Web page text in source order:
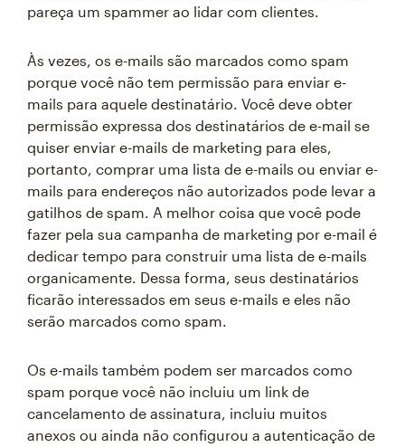
pareça um spammer ao lidar com clientes.
Às vezes, os e-mails são marcados como spam
porque você não tem permissão para enviar e-
mails para aquele destinatário. Você deve obter
permissão expressa dos destinatários de e-mail se
quiser enviar e-mails de marketing para eles,
portanto, comprar uma lista de e-mails ou enviar e-
mails para endereços não autorizados pode levar a
gatilhos de spam. A melhor coisa que você pode
fazer pela sua campanha de marketing por e-mail é
dedicar tempo para construir uma lista de e-mails
organicamente. Dessa forma, seus destinatários
ficarão interessados em seus e-mails e eles não
serão marcados como spam.
Os e-mails também podem ser marcados como
spam porque você não incluiu um link de
cancelamento de assinatura, incluiu muitos
anexos ou ainda não configurou a autenticação de